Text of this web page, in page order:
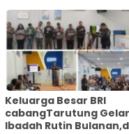
Keluarga Besar BRI
cabangTarutung Gelar
Ibadah Rutin